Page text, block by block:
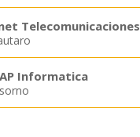
Telecomunicaciones
Informatica